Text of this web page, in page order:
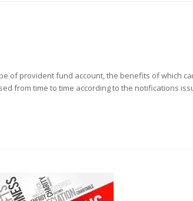
of provident fund account, the benefits of which
from time to time according to the notifications